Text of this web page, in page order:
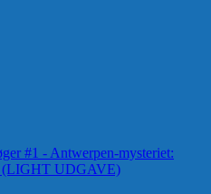
#1 - Antwerpen-mysteriet:
(LIGHT UDGAVE)